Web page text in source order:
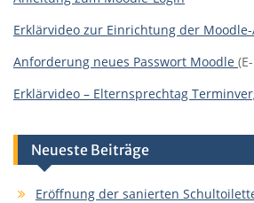
Erklärvideo zur Einrichtung der
Anforderung neues Passwort Moodle
Erklärvideo – Elternsprechtag
Neueste Beiträge
Eröffnung der sanierten